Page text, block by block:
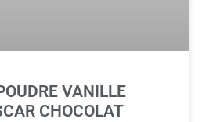
VANILLE
CHOCOLAT